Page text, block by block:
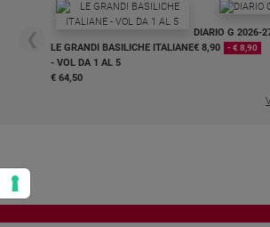
Registrati
Redazione
❮
LE GRANDI BASILICHE ITALIANE
- VOL DA 1 AL 5
€ 64,50
DIARIO G 2026-
€ 8,90
- € 8,90